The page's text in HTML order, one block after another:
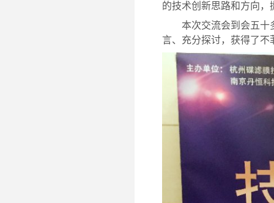
的技术创新思路和方向
本次交流会到会五十
言、充分探讨，获得了不